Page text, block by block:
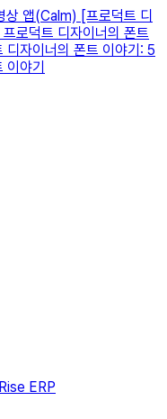
상 앱(Calm) [프로덕트 디
로덕트 디자이너의 폰트
디자이너의 폰트 이야기: 5
야기
Rise ERP